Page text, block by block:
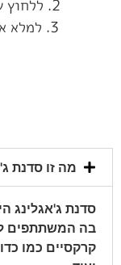
2. ללחוץ על כפתור שליחת בקשה לאירוע
3. למלא את פרטי האירוע וללחוץ שליחה
מה זו סדנת
סדנת ג'אגלינג
בה המשתתפים
קרקסיים כמו